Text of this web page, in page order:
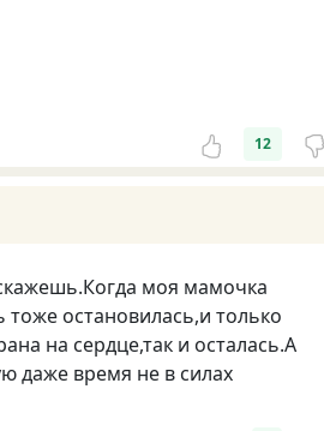
12
моя мамочка
остановилась,и только
на сердце,так и осталась.А
даже время не в силах